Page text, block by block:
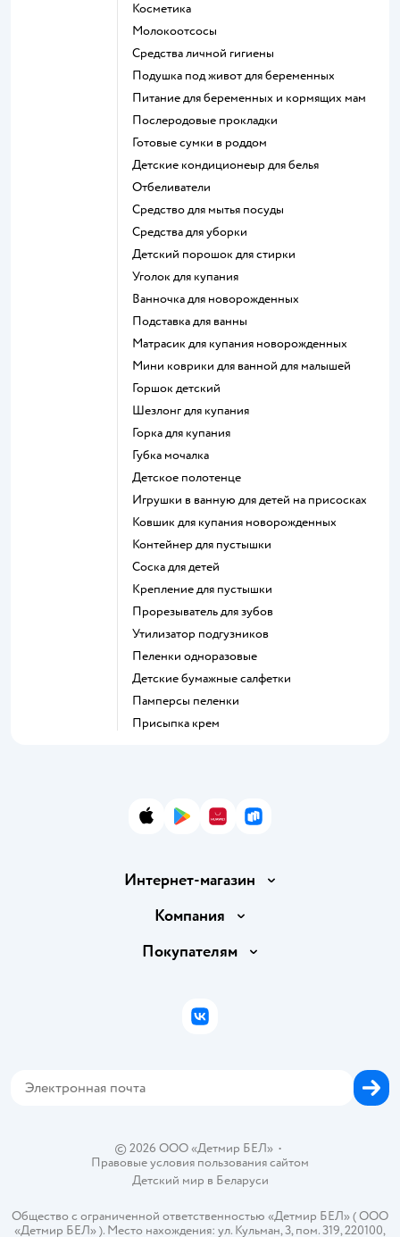
косметика
Молокоотсосы
средства личной гигиены
подушка под живот для беременных
питание для беременных и кормящих мам
послеродовые прокладки
готовые сумки в роддом
детские кондиционеыр для белья
отбеливатели
средство для мытья посуды
средства для уборки
детский порошок для стирки
уголок для купания
ванночка для новорожденных
подставка для ванны
матрасик для купания новорожденных
мини коврики для ванной для малышей
горшок детский
шезлонг для купания
горка для купания
губка мочалка
детское полотенце
игрушки в ванную для детей на присосках
ковшик для купания новорожденных
контейнер для пустышки
соска для детей
крепление для пустышки
прорезыватель для зубов
утилизатор подгузников
пеленки одноразовые
детские бумажные салфетки
памперсы пеленки
присыпка крем
App StoreGoogle Play
AppGallery
RuStore
Интернет-магазин
Доставка и оплата
Правила продажи
Политика использования файлов cookie
Компания
Вакансии
Покупателям
Бонусные карты
© 2026 ООО «Детмир БЕЛ»•
Правовые условия пользования сайтом
Детский мир в Беларуси
Общество с ограниченной ответственностью «Детмир БЕЛ» ( ООО
«Детмир БЕЛ» ). Место нахождения: ул. Кульман, 3, пом. 319, 220100,
ВКонтакте